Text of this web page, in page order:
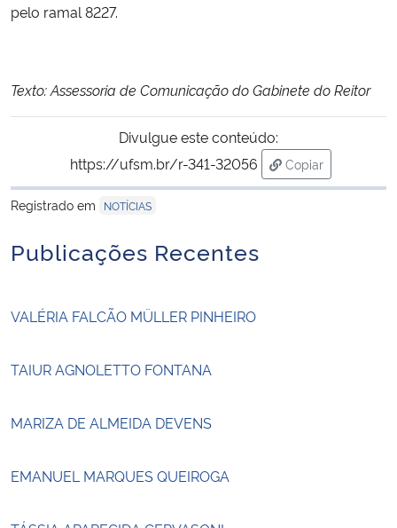
pelo ramal 8227.
Texto: Assessoria de Comunicação do Gabinete do Reitor
Divulgue este conteúdo:
https://ufsm.br/r-341-32056
Copiar
para área de
Registrado em
NOTÍCIAS
Publicações Recentes
VALÉRIA FALCÃO MÜLLER PINHEIRO
TAIUR AGNOLETTO FONTANA
MARIZA DE ALMEIDA DEVENS
EMANUEL MARQUES QUEIROGA